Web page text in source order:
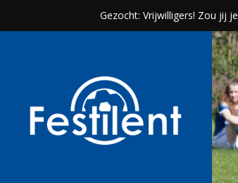
Gezocht: Vrijwilligers! Zou jij